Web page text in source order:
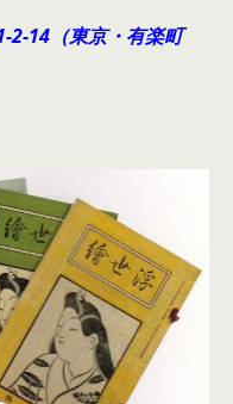
2-14（東京・有楽町